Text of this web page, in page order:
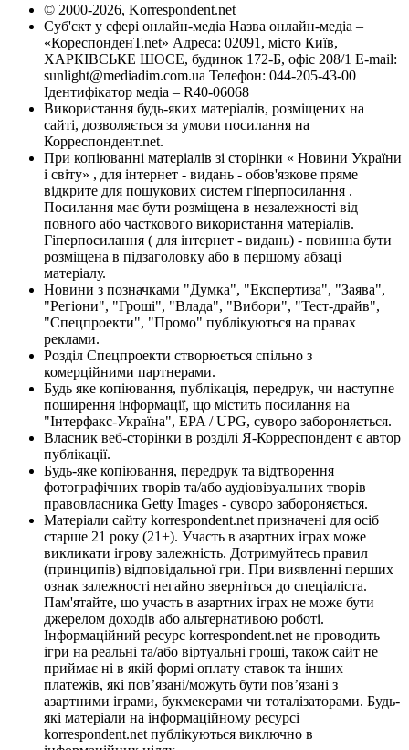
© 2000-2026, Korrespondent.net
Суб'єкт у сфері онлайн-медіа Назва онлайн-медіа –
«КореспонденТ.net» Адреса: 02091, місто Київ,
ХАРКІВСЬКЕ ШОСЕ, будинок 172-Б, офіс 208/1 E-mail:
sunlight@mediadim.com.ua Телефон: 044-205-43-00
Ідентифікатор медіа – R40-06068
Використання будь-яких матеріалів, розміщених на
сайті, дозволяється за умови посилання на
Корреспондент.net.
При копіюванні матеріалів зі сторінки « Новини України
і світу» , для інтернет - видань - обов'язкове пряме
відкрите для пошукових систем гіперпосилання .
Посилання має бути розміщена в незалежності від
повного або часткового використання матеріалів.
Гіперпосилання ( для інтернет - видань) - повинна бути
розміщена в підзаголовку або в першому абзаці
матеріалу.
Новини з позначками "Думка", "Експертиза", "Заява",
"Регіони", "Гроші", "Влада", "Вибори", "Тест-драйв",
"Спецпроекти", "Промо" публікуються на правах
реклами.
Розділ Спецпроекти створюється спільно з
комерційними партнерами.
Будь яке копіювання, публікація, передрук, чи наступне
поширення інформації, що містить посилання на
"Інтерфакс-Україна", EPA / UPG, суворо забороняється.
Власник веб-сторінки в розділі Я-Корреспондент є автор
публікації.
Будь-яке копіювання, передрук та відтворення
фотографічних творів та/або аудіовізуальних творів
правовласника Getty Images - суворо забороняється.
Матеріали сайту korrespondent.net призначені для осіб
старше 21 року (21+). Участь в азартних іграх може
викликати ігрову залежність. Дотримуйтесь правил
(принципів) відповідальної гри. При виявленні перших
ознак залежності негайно зверніться до спеціаліста.
Пам'ятайте, що участь в азартних іграх не може бути
джерелом доходів або альтернативою роботі.
Інформаційний ресурс korrespondent.net не проводить
ігри на реальні та/або віртуальні гроші, також сайт не
приймає ні в якій формі оплату ставок та інших
платежів, які пов’язані/можуть бути пов’язані з
азартними іграми, букмекерами чи тоталізаторами. Будь-
які матеріали на інформаційному ресурсі
korrespondent.net публікуються виключно в